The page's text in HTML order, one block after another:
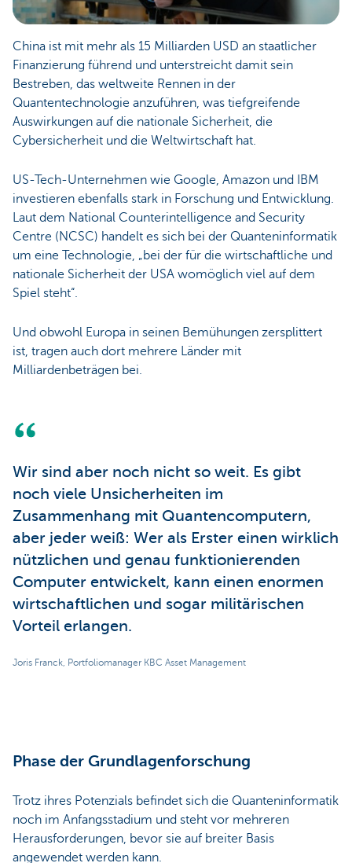
China ist mit mehr als 15 Milliarden USD an staatlicher
Finanzierung führend und unterstreicht damit sein
Bestreben, das weltweite Rennen in der
Quantentechnologie anzuführen, was tiefgreifende
Auswirkungen auf die nationale Sicherheit, die
Cybersicherheit und die Weltwirtschaft hat.
US-Tech-Unternehmen wie Google, Amazon und IBM
investieren ebenfalls stark in Forschung und Entwicklung.
Laut dem National Counterintelligence and Security
Centre (NCSC) handelt es sich bei der Quanteninformatik
um eine Technologie, „bei der für die wirtschaftliche und
nationale Sicherheit der USA womöglich viel auf dem
Spiel steht“.
Und obwohl Europa in seinen Bemühungen zersplittert
ist, tragen auch dort mehrere Länder mit
Milliardenbeträgen bei.
Wir sind aber noch nicht so weit. Es gibt
noch viele Unsicherheiten im
Zusammenhang mit Quantencomputern,
aber jeder weiß: Wer als Erster einen wirklich
nützlichen und genau funktionierenden
Computer entwickelt, kann einen enormen
wirtschaftlichen und sogar militärischen
Vorteil erlangen.
Joris Franck, Portfoliomanager KBC Asset Management
Phase der Grundlagenforschung
Trotz ihres Potenzials befindet sich die Quanteninformatik
noch im Anfangsstadium und steht vor mehreren
Herausforderungen, bevor sie auf breiter Basis
angewendet werden kann.